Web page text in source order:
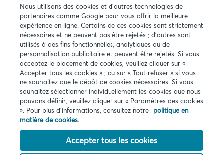
Vous avez des questions ?
Questions fréquentes
Infos légales
Privacy
Cookies
PSD2
Accessibilité
Nous utilisons des cookies et d'autres technologies de
partenaires comme Google pour vous offrir la meilleure
expérience en ligne. Certains de ces cookies sont strictement
nécessaires et ne peuvent pas être rejetés ; d'autres sont
utilisés à des fins fonctionnelles, analytiques ou de
personnalisation publicitaire et peuvent être rejetés. Si vous
acceptez le placement de cookies, veuillez cliquer sur «
Accepter tous les cookies » ; ou sur « Tout refuser » si vous
ne souhaitez que le dépôt de cookies nécessaires. Si vous
souhaitez sélectionner individuellement les cookies que nous
pouvons définir, veuillez cliquer sur « Paramètres des cookies
». Pour plus d'informations, consultez notre politique en
matière de cookies.
Accepter tous les cookies